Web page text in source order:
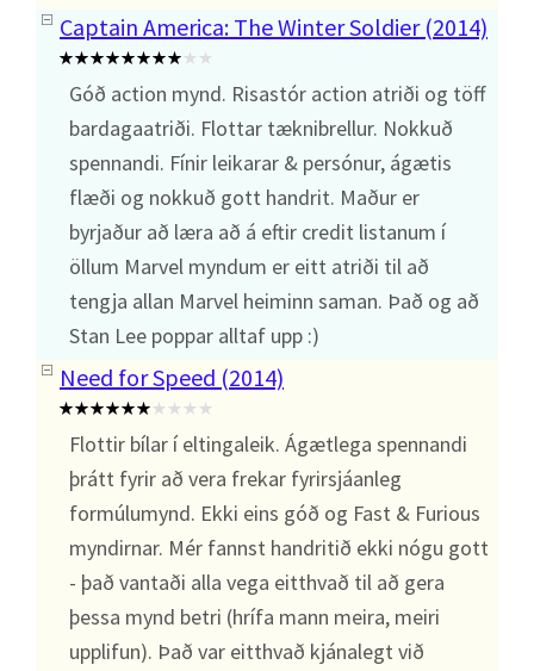
Captain America: The Winter Soldier (2014)
Góð action mynd. Risastór action atriði og töff
bardagaatriði. Flottar tæknibrellur. Nokkuð
spennandi. Fínir leikarar & persónur, ágætis
flæði og nokkuð gott handrit. Maður er
byrjaður að læra að á eftir credit listanum í
öllum Marvel myndum er eitt atriði til að
tengja allan Marvel heiminn saman. Það og að
Stan Lee poppar alltaf upp :)
Need for Speed (2014)
Flottir bílar í eltingaleik. Ágætlega spennandi
þrátt fyrir að vera frekar fyrirsjáanleg
formúlumynd. Ekki eins góð og Fast & Furious
myndirnar. Mér fannst handritið ekki nógu gott
- það vantaði alla vega eitthvað til að gera
þessa mynd betri (hrífa mann meira, meiri
upplifun). Það var eitthvað kjánalegt við